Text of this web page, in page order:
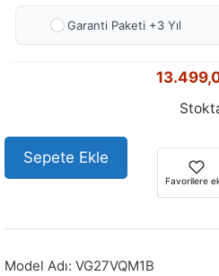
Ek Garanti Paketi +3 Yıl
Sepete Ekle
Favorilere
Model Adı: VG27VQM1B